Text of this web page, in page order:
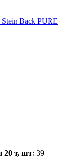
Stein Back PURE
20 т, шт: 39